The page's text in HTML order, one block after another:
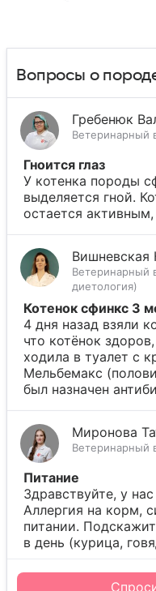
Вопросы о
Гребенюк
Ветеринарный
Гноится глаз
У котенка породы
выделяется гной.
остается
Вишневская
Ветеринарный
диетология)
Котенок сфинкс 3
4 дня назад взяли
что котёнок
ходила в туалет с
Мельбемакс
был назначен
Миронова
Ветеринарный
Питание
Здравствуйте, у
Аллергия на корм,
питании.
в день (курица,